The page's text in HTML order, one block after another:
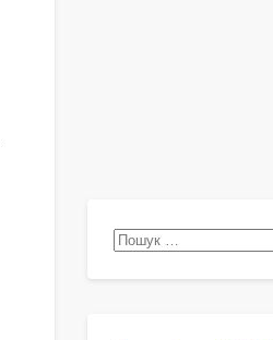
Пошук: